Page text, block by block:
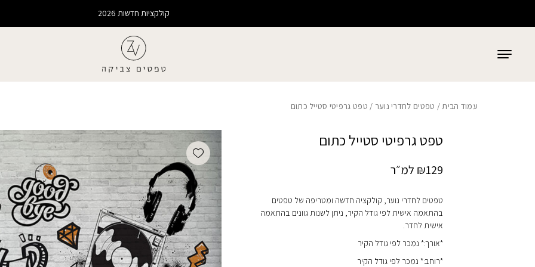
קולקציות חדשות 2026
עמוד הבית/ טפטים לחדרי נוער / טפט גרפיטי סטייל כתום
טפט גרפיטי סטייל כתום
₪129 למ״ר
טפטים לחדרי נוער, קולקציה חדשה ומטריפה של טפטים
בהתאמה אישית לפי גודל הקיר, ניתן לשנות גוונים בהתאמה
אישית לחדר.
*אורך:* נמכר לפי גודל הקיר
*רוחב:* נמכר לפי גודל הקיר
Add wishlist